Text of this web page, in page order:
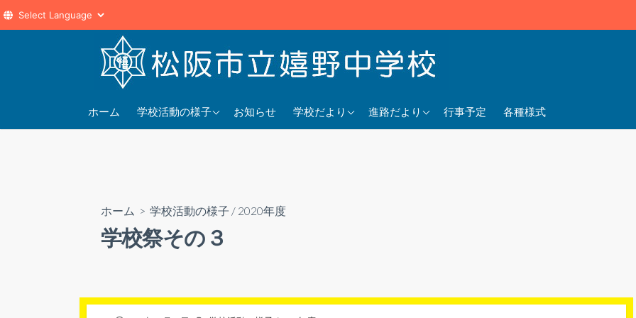
へ
ホーム 学校活動の様子
2025年度
お知らせ 学校だより
2025年度
進路だより
2025年度
行事予定 各種様式
ホーム > 学校活動の様子 / 2020年度
学校祭その３